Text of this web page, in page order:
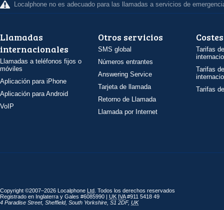
Localphone no es adecuado para las llamadas a servicios de
Llamadas
internacionales
Llamadas a teléfonos fijos o
móviles
Aplicación para iPhone
Aplicación para Android
VoIP
Otros servicios
SMS global
Números entrantes
Answering Service
Tarjeta de llamada
Retorno de Llamada
Llamada por Internet
Costes
Tarifas
Tarifas
Tarifas
Copyright ©2007–2026 Localphone Ltd . Todos los derechos reservados
Registrado en Inglaterra y Gales #6085990 | UK IVA#911 5418 49
4 Paradise Street, Sheffield, South Yorkshire S1 2DF, UK